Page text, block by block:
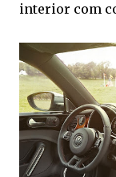
interior com